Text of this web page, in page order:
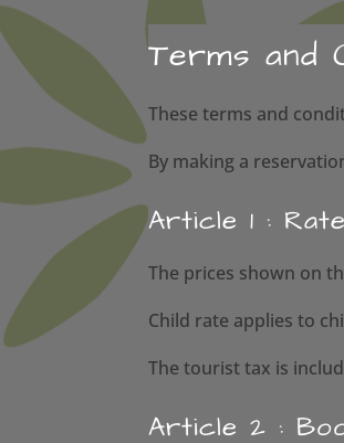
Terms and
These terms and
By making a
Article 1 :
The prices shown on
Child rate applies to
The tourist tax is
Article 2 :